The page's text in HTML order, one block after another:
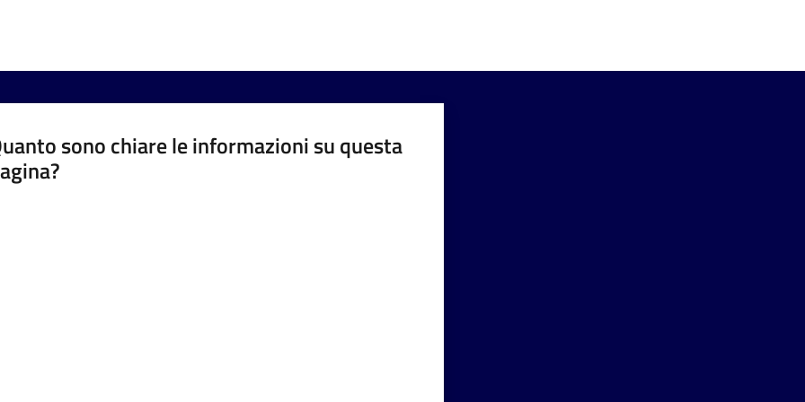
sono chiare le informazioni su questa